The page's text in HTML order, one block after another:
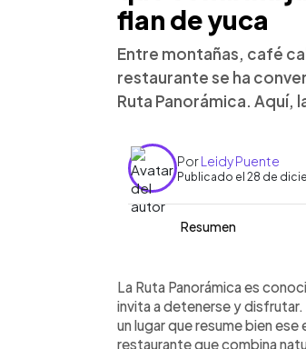
flan de yuca
Entre montañas, café
restaurante se ha
Ruta Panorámica. Aquí,
PorLeidy Puente
Publicado el 28 de
Resumen
► Escuchar
En el kilómetro 19 de
Steak House
lugar ofrece juegos
Panorámica y el más
La Ruta Panorámica es
invita a detenerse y disfrutar.
un lugar que resume bien
restaurante que combina